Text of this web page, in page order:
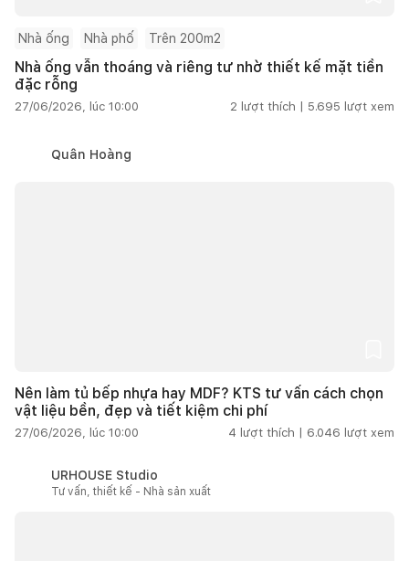
Nhà ống Nhà phố Trên 200m2
Nhà ống vẫn thoáng và riêng tư nhờ thiết kế mặt tiền
đặc rỗng
27/06/2026, lúc 10:00 2 lượt thích | 5.695 lượt xem
Quân Hoàng
Nên làm tủ bếp nhựa hay MDF? KTS tư vấn cách chọn
vật liệu bền, đẹp và tiết kiệm chi phí
27/06/2026, lúc 10:00 4 lượt thích | 6.046 lượt xem
URHOUSE Studio
Tư vấn, thiết kế - Nhà sản xuất